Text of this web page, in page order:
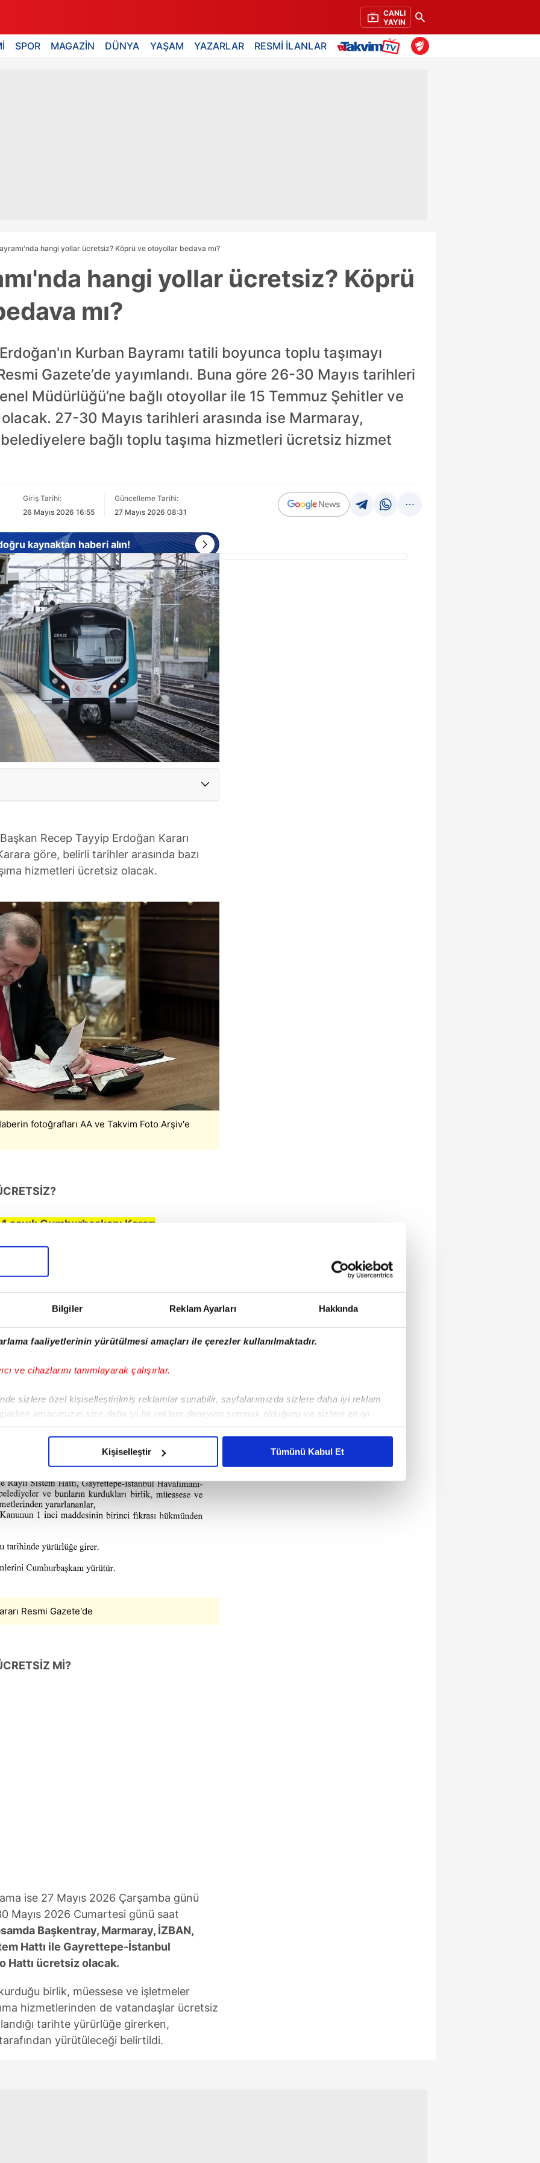
Bilgiler Reklam Ayarları Hakkında
faaliyetlerinin yürütülmesi amaçları ile çerezler kullanılmaktadır.
ve cihazlarını tanımlayarak çalışırlar.
sizlere özel kişiselleştirilmiş reklamlar sunabilir, sayfalarımızda sizlere daha iyi reklam
amacımızın size daha iyi bir reklam deneyimi sunmak olduğunu ve sizlere en iyi
gelen çabayı gösterdiğimizi ve bu noktada, reklamların maliyetlerimizi karşılamak
için İnternet Sitemizde kendimize ve üçüncü kişilere ait çerezler kullanılmaktadır. Bu
verileriniz işlenmekte olup gerekli olan çerezler bilgi toplumu hizmetlerinin sunulması
çerezler, sitemizin daha işlevsel kılınması ve kişiselleştirilmesi ve sizlere yönelik
amaçlarıyla sınırlı olarak açık rızanız dahilinde kullanılacaktır.
yer alan panel vasıtasıyla belirleyebilirsiniz. Çerezlere ilişkin detaylı bilgi için Ayarlar
Kanunu uyarınca hazırlanmış Aydınlatma Metnimizi okumak ve sitemizde ilgili
Kişiselleştir Tümünü Kabul Et
CANLI
YAYIN
SPOR MAGAZİN DÜNYA YAŞAM YAZARLAR RESMİ İLANLAR
hangi yollar ücretsiz? Köprü ve otoyollar bedava mı?
hangi yollar ücretsiz? Köprü
mı?
Kurban Bayramı tatili boyunca toplu taşımayı
Gazete’de yayımlandı. Buna göre 26-30 Mayıs tarihleri
Müdürlüğü’ne bağlı otoyollar ile 15 Temmuz Şehitler ve
27-30 Mayıs tarihleri arasında ise Marmaray,
bağlı toplu taşıma hizmetleri ücretsiz hizmet
Giriş Tarihi:
26 Mayıs 2026 16:55
Güncelleme Tarihi:
27 Mayıs 2026 08:31
kaynaktan haberi alın!
Recep Tayyip Erdoğan Kararı
göre, belirli tarihler arasında bazı
hizmetleri ücretsiz olacak.
fotoğrafları AA ve Takvim Foto Arşiv'e
Cumhurbaşkanı Kararı
Müdürlüğü sorumluluğunda bulunan
Köprüsü ve Fatih Sultan Mehmet
saat 00.00'dan başlayarak 30 Mayıs
kadar ücretsiz hizmet verecek. Yap-
kapsamı dışında tutuldu.
Resmi Gazete'de
Mİ?
ise 27 Mayıs 2026 Çarşamba günü
Mayıs 2026 Cumartesi günü saat
Başkentray, Marmaray, İZBAN,
Hattı ile Gayrettepe-İstanbul
Hattı ücretsiz olacak.
birlik, müessese ve işletmeler
hizmetlerinden de vatandaşlar ücretsiz
tarihte yürürlüğe girerken,
yürütüleceği belirtildi.